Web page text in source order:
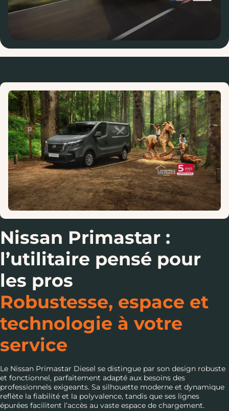
Nissan Primastar :
l’utilitaire pensé pour
les pros
Robustesse, espace et
technologie à votre
service
Le Nissan Primastar Diesel se distingue par son design robuste
et fonctionnel, parfaitement adapté aux besoins des
professionnels exigeants. Sa silhouette moderne et dynamique
reflète la fiabilité et la polyvalence, tandis que ses lignes
épurées facilitent l’accès au vaste espace de chargement.